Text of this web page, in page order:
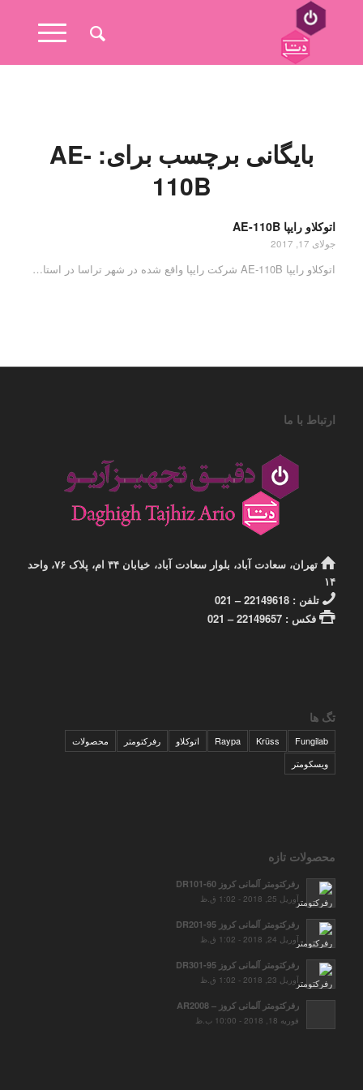
بایگانی برچسب برای: AE-
110B
اتوکلاو رایپا AE-110B
جولای 17, 2017
اتوکلاو رایپا AE-110B شرکت رایپا واقع شده در شهر تراسا در استا…
ارتباط با ما
تهران، سعادت آباد، بلوار سعادت آباد، خیابان ۳۴ ام، پلاک ۷۶، واحد
۱۴
تلفن : 22149618 – 021
فکس : 22149657 – 021
تگ ها
Fungilab
Krüss
Raypa اتوکلاو رفرکتومتر
محصولات
ویسکومتر
محصولات تازه
رفرکتومتر آلمانی کروز DR101-60
آوریل 25, 2018 - 1:02 ق.ظ
رفرکتومتر آلمانی کروز DR201-95
آوریل 24, 2018 - 1:02 ق.ظ
رفرکتومتر آلمانی کروز DR301-95
آوریل 23, 2018 - 1:02 ق.ظ
رفرکتومتر آلمانی کروز – AR2008
فوریه 18, 2018 - 10:00 ب.ظ